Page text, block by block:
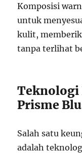
Komposisi
untuk
kulit,
tanpa terlihat
Teknologi
Prisme
Salah satu
adalah